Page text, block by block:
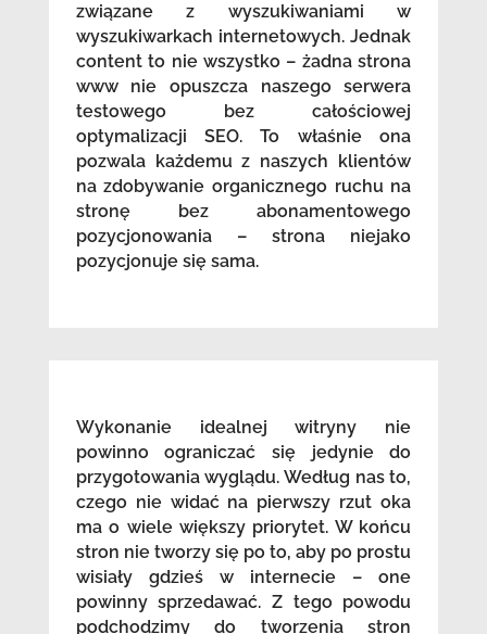
związane z wyszukiwaniami w
wyszukiwarkach internetowych. Jednak
content to nie wszystko – żadna strona
www nie opuszcza naszego serwera
testowego bez całościowej
optymalizacji SEO. To właśnie ona
pozwala każdemu z naszych klientów
na zdobywanie organicznego ruchu na
stronę bez abonamentowego
pozycjonowania – strona niejako
pozycjonuje się sama.
Wykonanie idealnej witryny nie
powinno ograniczać się jedynie do
przygotowania wyglądu. Według nas to,
czego nie widać na pierwszy rzut oka
ma o wiele większy priorytet. W końcu
stron nie tworzy się po to, aby po prostu
wisiały gdzieś w internecie – one
powinny sprzedawać. Z tego powodu
podchodzimy do tworzenia stron